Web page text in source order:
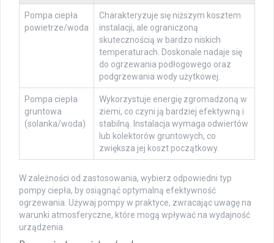
Pompa ciepła
powietrze/woda
Charakteryzuje się niższym kosztem
instalacji, ale ograniczoną
skutecznością w bardzo niskich
temperaturach. Doskonale nadaje się
do ogrzewania podłogowego oraz
podgrzewania wody użytkowej.
Pompa ciepła
gruntowa
(solanka/woda)
Wykorzystuje energię zgromadzoną w
ziemi, co czyni ją bardziej efektywną i
stabilną. Instalacja wymaga odwiertów
lub kolektorów gruntowych, co
zwiększa jej koszt początkowy.
W zależności od zastosowania, wybierz odpowiedni typ
pompy ciepła, by osiągnąć optymalną efektywność
ogrzewania. Używaj pompy w praktyce, zwracając uwagę na
warunki atmosferyczne, które mogą wpływać na wydajność
urządzenia.